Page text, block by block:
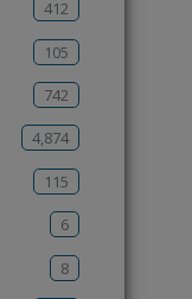
412
105
742
4,874
115
6
8